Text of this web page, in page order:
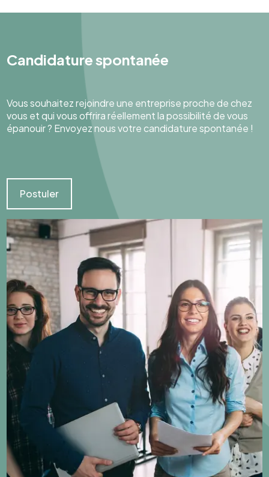
Candidature spontanée
Vous souhaitez rejoindre une entreprise proche de chez
vous et qui vous offrira réellement la possibilité de vous
épanouir ? Envoyez nous votre candidature spontanée !
Postuler